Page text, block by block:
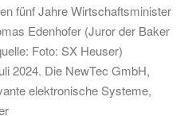
fünf Jahre Wirtschaftsminister
Edenhofer (Juror der Baker
Foto: SX Heuser)
2024. Die NewTec GmbH,
elektronische Systeme,